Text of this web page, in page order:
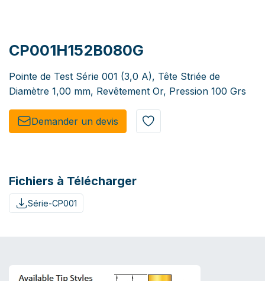
CP001H152B080G
Pointe de Test Série 001 (3,0 A), Tête Striée de
Diamètre 1,00 mm, Revêtement Or, Pression 100 Grs
Demander un de​​vis​​
Fichiers à Télécharger
Série-CP001